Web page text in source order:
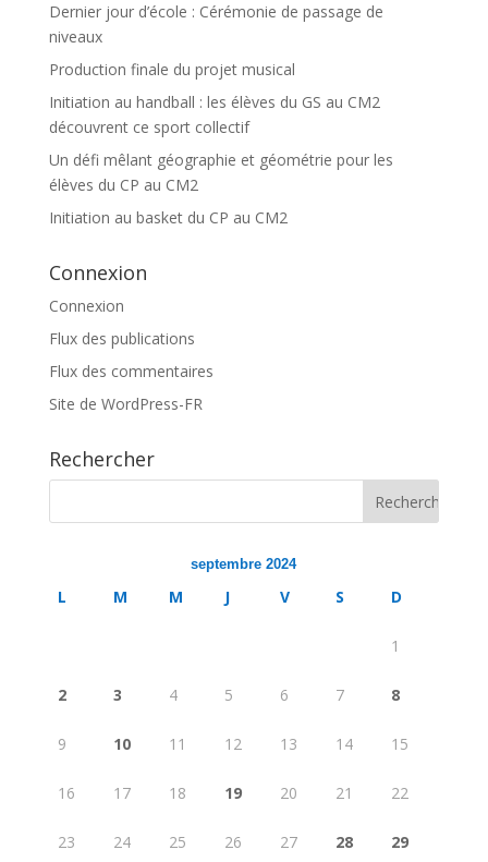
Dernier jour d’école : Cérémonie de passage de
niveaux
Production finale du projet musical
Initiation au handball : les élèves du GS au CM2
découvrent ce sport collectif
Un défi mêlant géographie et géométrie pour les
élèves du CP au CM2
Initiation au basket du CP au CM2
Connexion
Connexion
Flux des publications
Flux des commentaires
Site de WordPress-FR
Rechercher
septembre 2024
L M M J V S D
1
2 3 4 5 6 7 8
9 10 11 12 13 14 15
16 17 18 19 20 21 22
23 24 25 26 27 28 29